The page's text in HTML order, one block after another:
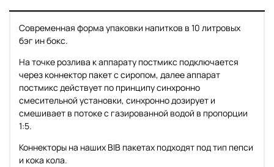
Современная форма упаковки напитков в 10 литровых
бэг ин бокс.
На точке розлива к аппарату постмикс подключается
через коннектор пакет с сиропом, далее аппарат
постмикс действует по принципу синхронно
смесительной установки, синхронно дозирует и
смешивает в потоке с газированной водой в пропорции
1:5.
Коннекторы на наших BIB пакетах подходят под тип пепси
и кока кола.